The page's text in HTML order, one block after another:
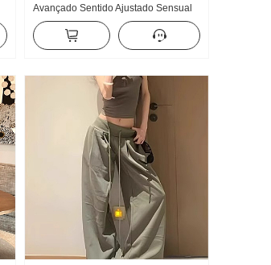
Avançado Sentido Ajustado Sensual
Puro Desejo Vento Mulher Fita
flutuante Manga curta Malha
Camiseta Top